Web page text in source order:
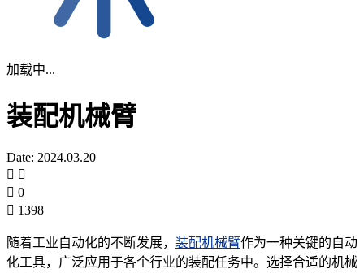
加载中...
装配机械臂
Date: 2024.03.20
0
1398
随着工业自动化的不断发展， 装配机械臂作为一种关键的自动
化工具，广泛应用于各个行业的装配任务中。选择合适的机械